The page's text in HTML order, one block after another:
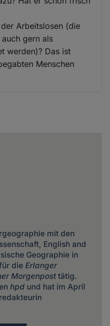
Arbeitslosen (die
gern als
werden)? Das ist
Menschen
mit den
English and
Geographie in
die Erlanger
Morgenposttätig.
hpdund hat im April